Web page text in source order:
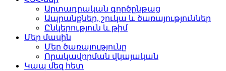
Արտադրական գործընթաց
Ապրանքներ, շուկա և ծառայություններ
Ընկերություն և թիմ
Մեր մասին
Մեր ծառայությունը
Որակավորման վկայական
Կապ մեզ հետ